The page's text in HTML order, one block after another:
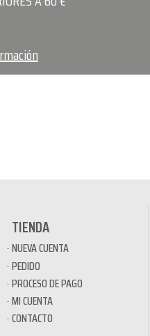
TIENDA
NUEVA CUENTA
PEDIDO
PROCESO DE PAGO
MI CUENTA
CONTACTO